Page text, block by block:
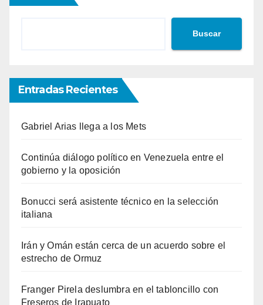
Buscar
Entradas Recientes
Gabriel Arias llega a los Mets
Continúa diálogo político en Venezuela entre el
gobierno y la oposición
Bonucci será asistente técnico en la selección
italiana
Irán y Omán están cerca de un acuerdo sobre el
estrecho de Ormuz
Franger Pirela deslumbra en el tabloncillo con
Freseros de Irapuato